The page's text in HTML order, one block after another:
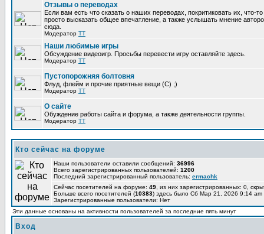
Отзывы о переводах
Если вам есть что сказать о наших переводах, покритиковать их, что-
просто высказать общее впечатление, а также услышать мнение
сюда.
Модератор TT
Наши любимые игры
Обсуждение видеоигр. Просьбы перевести игру оставляйте здесь.
Модератор TT
Пустопорожняя болтовня
Флуд, флейм и прочие приятные вещи (C) ;)
Модератор TT
О сайте
Обуждение работы сайта и форума, а также деятельности группы.
Модератор TT
Кто сейчас на форуме
Наши пользователи оставили сообщений: 36996
Всего зарегистрированных пользователей: 1200
Последний зарегистрированный пользователь: ermachk
Сейчас посетителей на форуме: 49 , из них зарегистрированных: 0,
Больше всего посетителей (10383) здесь было Сб Мар 21, 2026 9:14 am
Зарегистрированные пользователи: Нет
Эти данные основаны на активности пользователей за последние пять минут
Вход